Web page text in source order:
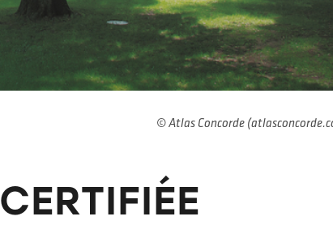
© Atlas Concorde